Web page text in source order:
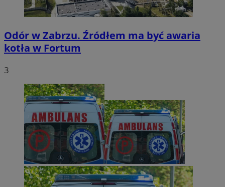
Odór w Zabrzu. Źródłem ma być awaria
kotła w Fortum
3